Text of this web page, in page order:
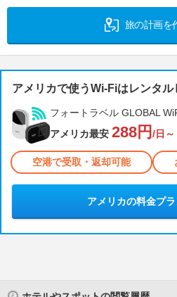
旅の計画を
アメリカで使うWi-Fiはレンタル
フォートラベル GLOBAL
アメリカ最安 288円 /日～
空港で受取・返却可能
アメリカの料金プ